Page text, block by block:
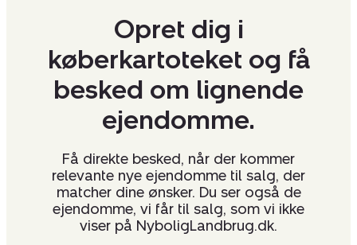
Opret dig i
køberkartoteket og få
besked om lignende
ejendomme.
Få direkte besked, når der kommer
relevante nye ejendomme til salg, der
matcher dine ønsker. Du ser også de
ejendomme, vi får til salg, som vi ikke
viser på NyboligLandbrug.dk.